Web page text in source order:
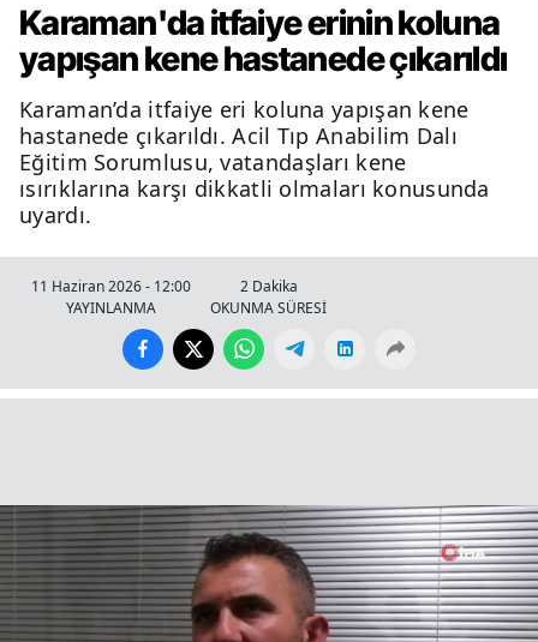
Karaman'da itfaiye erinin koluna
yapışan kene hastanede çıkarıldı
Karaman’da itfaiye eri koluna yapışan kene
hastanede çıkarıldı. Acil Tıp Anabilim Dalı
Eğitim Sorumlusu, vatandaşları kene
ısırıklarına karşı dikkatli olmaları konusunda
uyardı.
11 Haziran 2026 - 12:00
YAYINLANMA
2 Dakika
OKUNMA SÜRESİ